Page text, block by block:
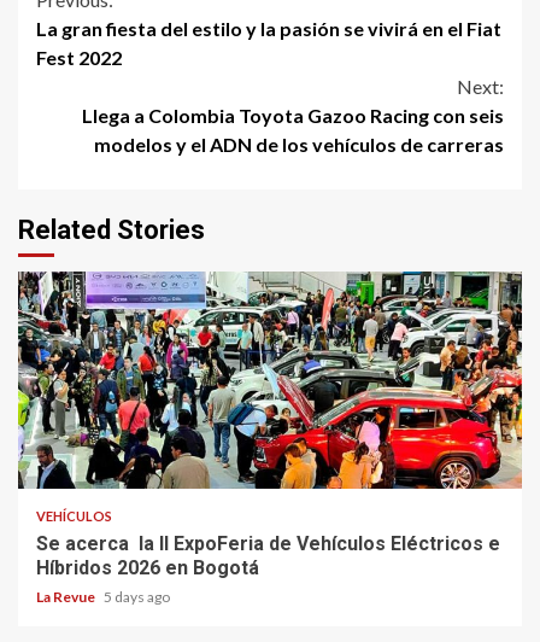
Reading
La gran fiesta del estilo y la pasión se vivirá en el Fiat
Fest 2022
Next:
Llega a Colombia Toyota Gazoo Racing con seis
modelos y el ADN de los vehículos de carreras
Related Stories
VEHÍCULOS
Se acerca la II ExpoFeria de Vehículos Eléctricos e
Híbridos 2026 en Bogotá
La Revue 5 days ago